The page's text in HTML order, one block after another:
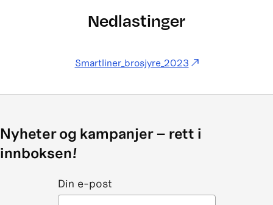
Nedlastinger
Smartliner_brosjyre_2023
Nyheter og kampanjer – rett i
innboksen!
Din e-post